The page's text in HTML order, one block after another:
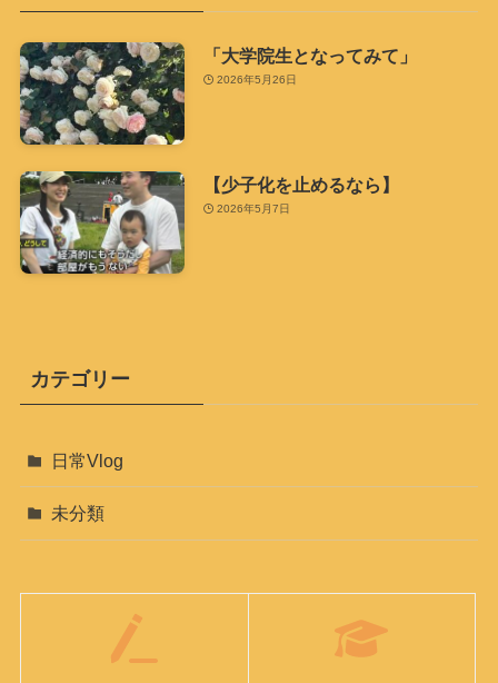
「大学院生となってみて」
2026年5月26日
【少子化を止めるなら】
2026年5月7日
カテゴリー
日常Vlog
未分類